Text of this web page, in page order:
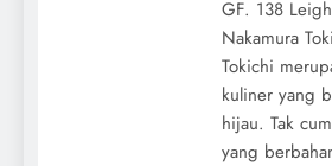
GF. 138
Nakamura
Tokichi
kuliner yang
hijau. Tak
yang